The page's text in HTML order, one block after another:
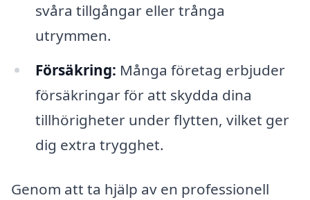
svåra tillgångar eller trånga
utrymmen.
Försäkring: Många företag erbjuder
försäkringar för att skydda dina
tillhörigheter under flytten, vilket ger
dig extra trygghet.
Genom att ta hjälp av en professionell